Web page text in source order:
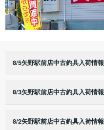
8/5矢野駅前店中古釣具入荷情報
8/3矢野駅前店中古釣具入荷情報
8/2矢野駅前店中古釣具入荷情報